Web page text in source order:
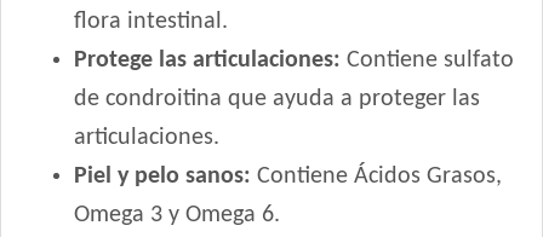
Jager Perro Adulto
Jaspe Perro Adulto
Jaspe Premium Perro Adulto
Jaspe Premium Perro Criadores
Keiko Max Perro Adulto Mediano y Grande
Keiko Perro Adulto de Raza Mediana y Grande Mix
Keiko Perro Adulto de Raza Mediana y Grande sabor Carne
flora intestinal.
Protege las articulaciones: Contiene sulfato
de condroitina que ayuda a proteger las
articulaciones.
Piel y pelo sanos: Contiene Ácidos Grasos,
Omega 3 y Omega 6.